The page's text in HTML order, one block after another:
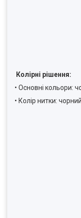
Колірні рішення:
• Основні кольори:
• Колір нитки: